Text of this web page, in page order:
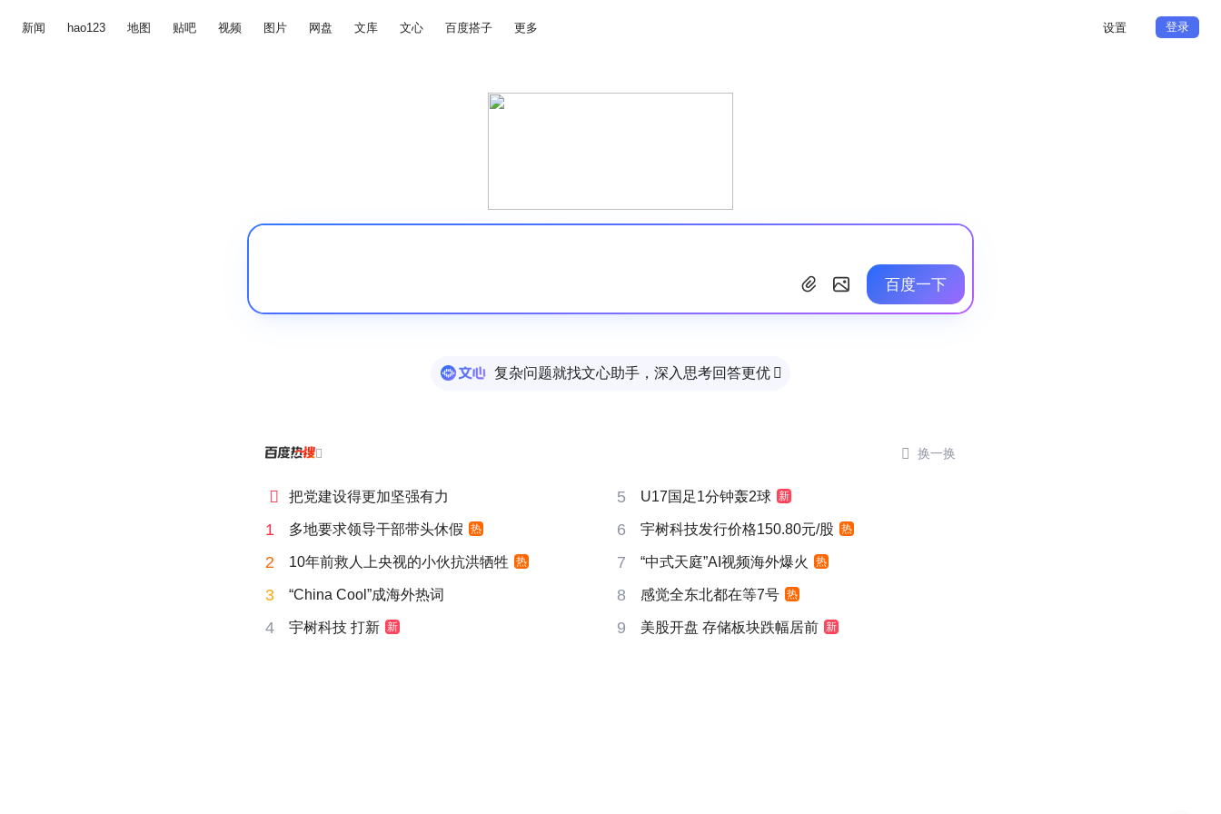
新闻 hao123 地图 贴吧 视频 图片 网盘 文库 文心 百度搭子 更多 设置 登录
百度一下
复杂问题就找文心助手，深入思考回答更优 
  换一换
 把党建设得更加坚强有力 5 U17国足1分钟轰2球 新
1 多地要求领导干部带头休假 热 6 宇树科技发行价格150.80元/股 热
2 10年前救人上央视的小伙抗洪牺牲 热 7 “中式天庭”AI视频海外爆火 热
3 “China Cool”成海外热词 8 感觉全东北都在等7号 热
4 宇树科技 打新 新 9 美股开盘 存储板块跌幅居前 新